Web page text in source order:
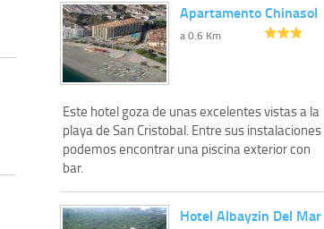
Apartamento Chinasol
a 0.6 Km
Este hotel goza de unas excelentes vistas a la
playa de San Cristobal. Entre sus instalaciones
podemos encontrar una piscina exterior con
bar.
Hotel Albayzin Del Mar